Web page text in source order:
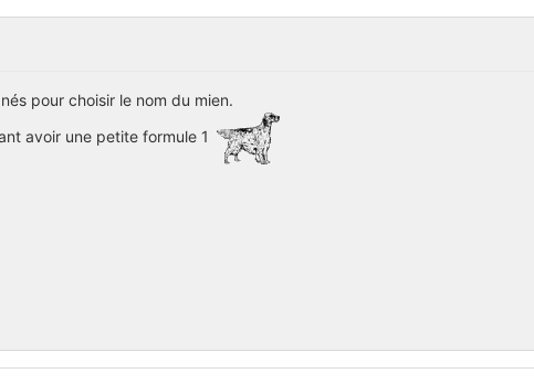
pour choisir le nom du mien.
avoir une petite formule 1